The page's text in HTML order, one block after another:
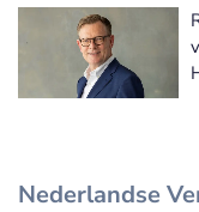
Nederlandse